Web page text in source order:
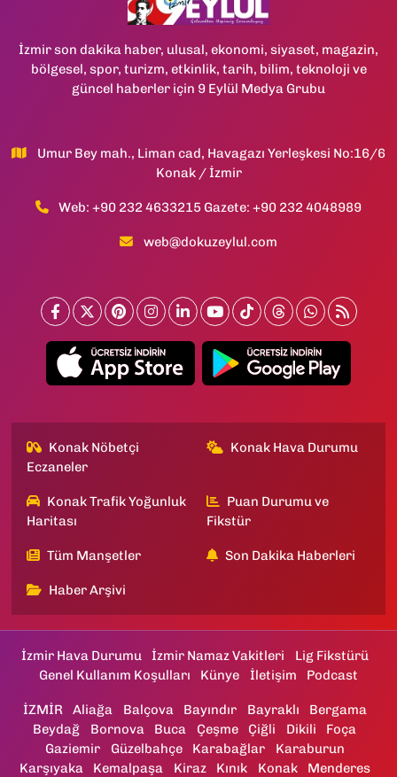
İzmir son dakika haber, ulusal, ekonomi, siyaset, magazin,
bölgesel, spor, turizm, etkinlik, tarih, bilim, teknoloji ve
güncel haberler için 9 Eylül Medya Grubu
Umur Bey mah., Liman cad, Havagazı Yerleşkesi No:16/6
Konak / İzmir
Web: +90 232 4633215 Gazete: +90 232 4048989
web@dokuzeylul.com
Konak Nöbetçi
Eczaneler
Konak Hava Durumu
Konak Trafik Yoğunluk
Haritası
Puan Durumu ve
Fikstür
Tüm Manşetler Son Dakika Haberleri
Haber Arşivi
İzmir Hava Durumu İzmir Namaz Vakitleri
Lig Fikstürü
Genel Kullanım Koşulları
Künye İletişim Podcast
İZMİR Aliağa Balçova Bayındır Bayraklı
Bergama
Beydağ
Bornova Buca Çeşme Çiğli Dikili
Foça
Gaziemir
Güzelbahçe Karabağlar
Karaburun
Karşıyaka
Kemalpaşa Kiraz Kınık Konak Menderes